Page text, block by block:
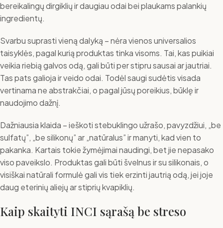
bereikalingų dirgiklių ir daugiau odai bei plaukams palankių
ingredientų.
Svarbu suprasti vieną dalyką – nėra vienos universalios
taisyklės, pagal kurią produktas tinka visoms. Tai, kas puikiai
veikia riebią galvos odą, gali būti per stipru sausai ar jautriai.
Tas pats galioja ir veido odai. Todėl saugi sudėtis visada
vertinama ne abstrakčiai, o pagal jūsų poreikius, būklę ir
naudojimo dažnį.
Dažniausia klaida – ieškoti stebuklingo užrašo, pavyzdžiui, „be
sulfatų”, „be silikonų” ar „natūralus” ir manyti, kad vien to
pakanka. Kartais tokie žymėjimai naudingi, bet jie nepasako
viso paveikslo. Produktas gali būti švelnus ir su silikonais, o
visiškai natūrali formulė gali vis tiek erzinti jautrią odą, jei joje
daug eterinių aliejų ar stiprių kvapiklių.
Kaip skaityti INCI sąrašą be streso